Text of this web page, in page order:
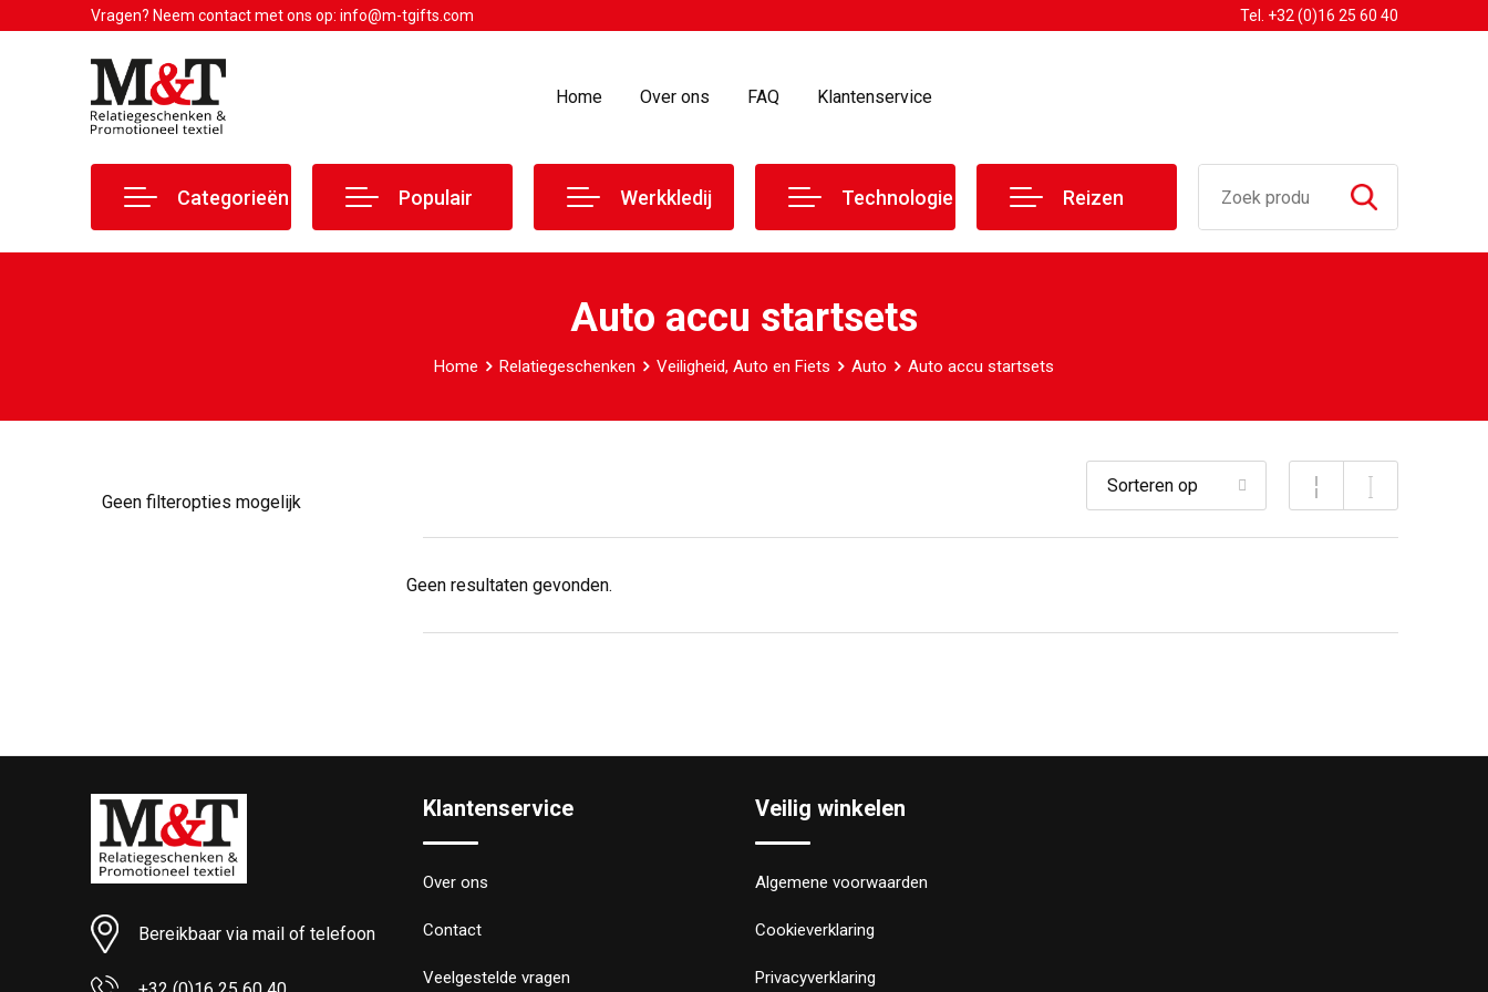
Vragen? Neem contact met ons op: info@m-tgifts.com Tel. +32 (0)16 25 60 40
Home Over ons FAQ Klantenservice
Categorieën Populair Werkkledij Technologie Reizen
Auto accu startsets
Home Relatiegeschenken Veiligheid, Auto en Fiets Auto Auto accu startsets
Geen filteropties mogelijk
Geen resultaten gevonden.
Bereikbaar via mail of telefoon
Klantenservice
Over ons
Contact
Veelgestelde vragen
Veilig winkelen
Algemene voorwaarden
Cookieverklaring
Privacyverklaring